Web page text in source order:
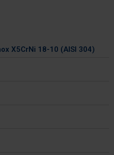
X5CrNi 18-10 (AISI 304)